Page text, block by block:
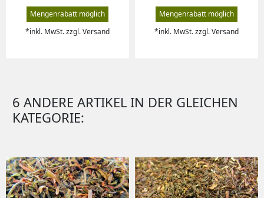
Mengenrabatt möglich
*inkl. MwSt. zzgl. Versand
Mengenrabatt möglich
*inkl. MwSt. zzgl. Versand
6 ANDERE ARTIKEL IN DER GLEICHEN
KATEGORIE: